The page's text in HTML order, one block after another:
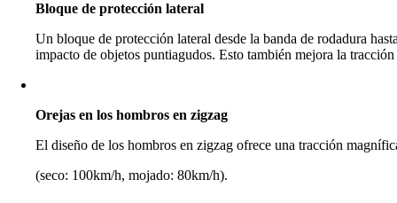
Bloque de protección lateral
Un bloque de protección lateral desde la banda de rodadura
impacto de objetos puntiagudos. Esto también mejora la
Orejas en los hombros en zigzag
El diseño de los hombros en zigzag ofrece una tracción
(seco: 100km/h, mojado: 80km/h).